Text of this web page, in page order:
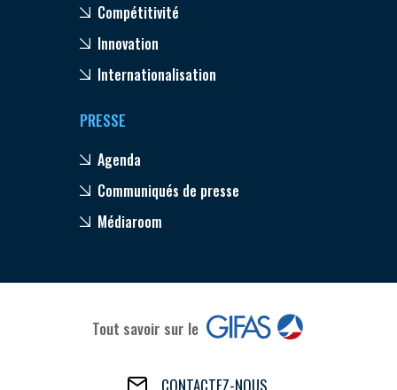
Compétitivité
Innovation
Internationalisation
PRESSE
Agenda
Communiqués de presse
Médiaroom
Tout savoir sur le
CONTACTEZ-NOUS